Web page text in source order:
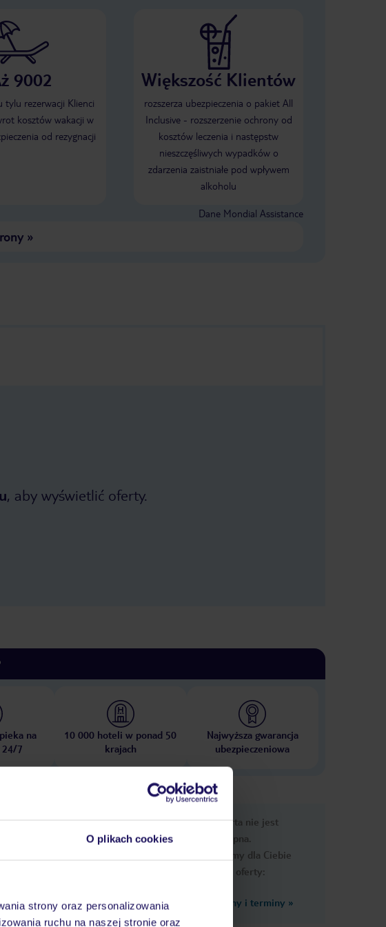
O plikach cookies
strony oraz personalizowania
ruchu na naszej stronie oraz
9002
tylu rezerwacji Klienci
kosztów wakacji w
od rezygnacji
Większość Klientów
rozszerza ubezpieczenia o pakiet All
Inclusive - rozszerzenie ochrony od
kosztów leczenia i następstw
nieszczęśliwych wypadków o
zdarzenia zaistniałe pod wpływem
alkoholu
Dane Mondial Assistance
»
, aby wyświetlić oferty.
na
24/7
10 000 hoteli w ponad 50
krajach
Najwyższa gwarancja
ubezpieczeniowa
Ups, ta oferta nie jest
dostępna.
Przygotowaliśmy dla Ciebie
podobne oferty:
Zobacz inne ceny i terminy »